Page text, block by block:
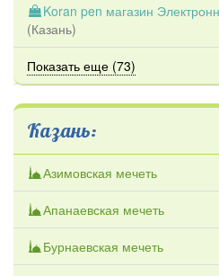
Koran pen магазин
(Казань)
Показать еще (73)
Казань:
Азимовская мечеть
Апанаевская мечеть
Бурнаевская мечеть